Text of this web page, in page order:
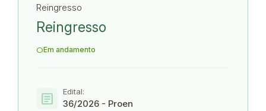
Reingresso
Reingresso
Em andamento
article Edital:
36/2026 - Proen